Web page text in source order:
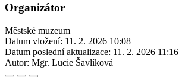
Organizátor
Městské muzeum
Datum vložení: 11. 2. 2026 10:08
Datum poslední aktualizace: 11. 2. 2026 11:16
Autor: Mgr. Lucie Šavlíková